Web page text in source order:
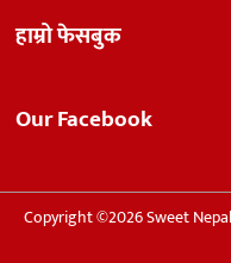
हाम्रो फेसबुक
Our Facebook
Copyright ©2026 Sweet